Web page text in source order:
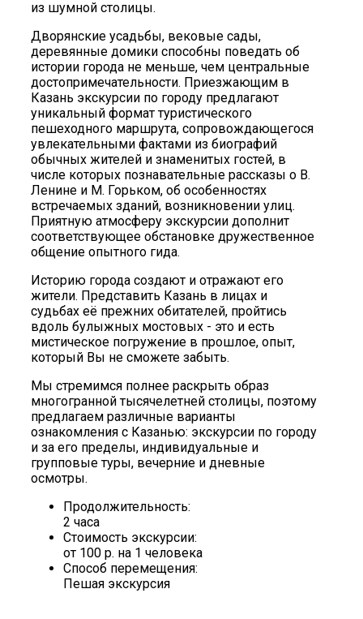
из шумной столицы.
Дворянские усадьбы, вековые сады,
деревянные домики способны поведать об
истории города не меньше, чем центральные
достопримечательности. Приезжающим в
Казань экскурсии по городу предлагают
уникальный формат туристического
пешеходного маршрута, сопровождающегося
увлекательными фактами из биографий
обычных жителей и знаменитых гостей, в
числе которых познавательные рассказы о В.
Ленине и М. Горьком, об особенностях
встречаемых зданий, возникновении улиц.
Приятную атмосферу экскурсии дополнит
соответствующее обстановке дружественное
общение опытного гида.
Историю города создают и отражают его
жители. Представить Казань в лицах и
судьбах её прежних обитателей, пройтись
вдоль булыжных мостовых - это и есть
мистическое погружение в прошлое, опыт,
который Вы не сможете забыть.
Мы стремимся полнее раскрыть образ
многогранной тысячелетней столицы, поэтому
предлагаем различные варианты
ознакомления с Казанью: экскурсии по городу
и за его пределы, индивидуальные и
групповые туры, вечерние и дневные
осмотры.
Продолжительность:
2 часа
Стоимость экскурсии:
от 100 р. на 1 человека
Способ перемещения:
Пешая экскурсия